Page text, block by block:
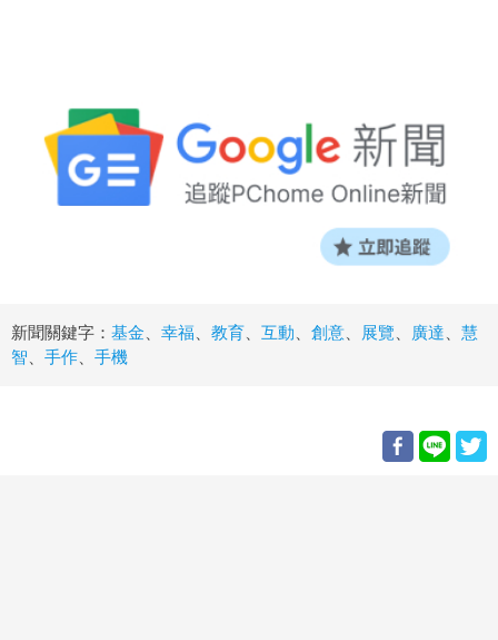
新聞關鍵字： 基金、 幸福、 教育、 互動、 創意、 展覽、 廣達、 慧
智、 手作、 手機